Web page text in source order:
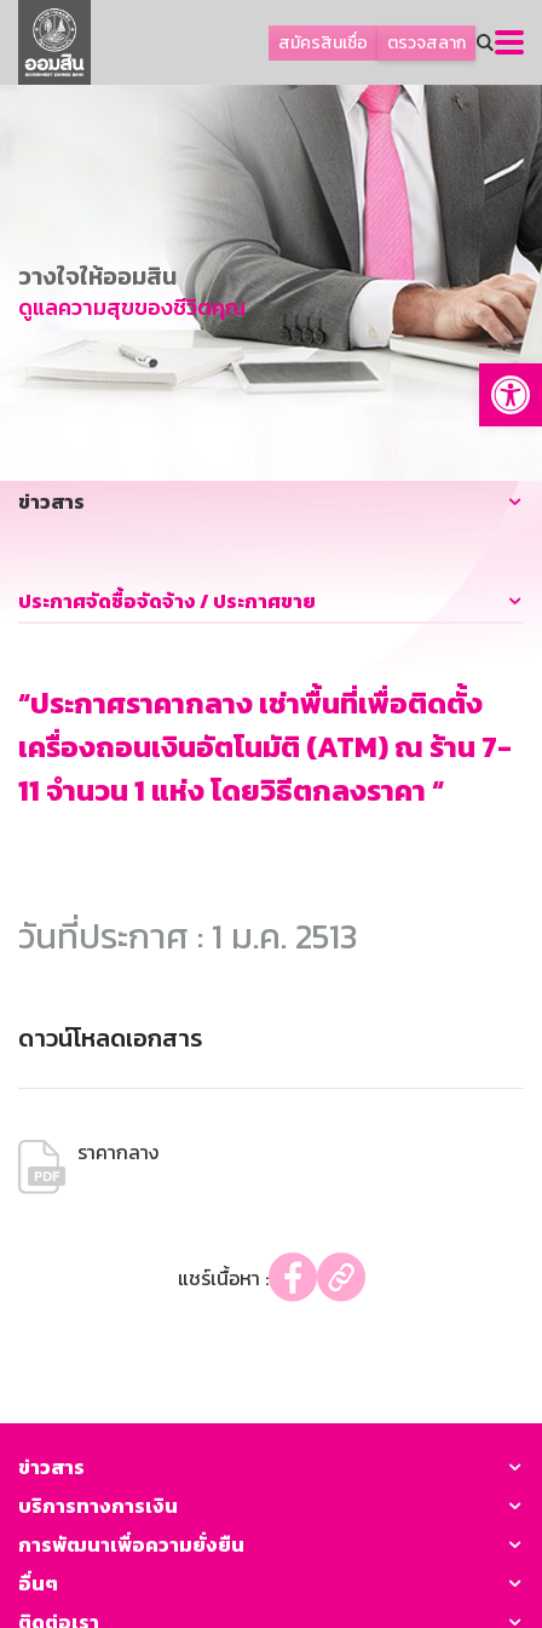
สมัครสินเชื่อ ตรวจสลาก
ลูกค้าธุรกิจ
ลูกค้าผู้ประกอบรายย่อย
การพัฒนาที่ยั่งยืน
ข่าวสาร
บริการทางการเงิน
อื่นๆ
วางใจให้ออมสิน
ดูแลความสุขของชีวิตคุณ
ข่าวสาร
ประกาศจัดซื้อจัดจ้าง / ประกาศขาย
“ประกาศราคากลาง เช่าพื้นที่เพื่อติดตั้ง
เครื่องถอนเงินอัตโนมัติ (ATM) ณ ร้าน 7-
11 จำนวน 1 แห่ง โดยวิธีตกลงราคา “
วันที่ประกาศ : 1 ม.ค. 2513
ดาวน์โหลดเอกสาร
ราคากลาง
แชร์เนื้อหา :
ข่าวสาร
บริการทางการเงิน
การพัฒนาเพื่อความยั่งยืน
อื่นๆ